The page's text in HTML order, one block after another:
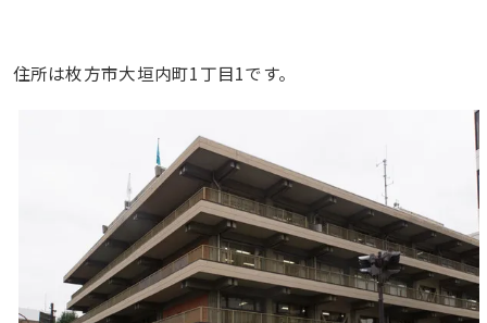
住所は枚方市大垣内町1丁目1です。